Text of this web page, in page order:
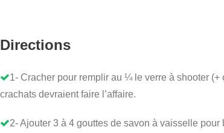
Directions
1- Cracher pour remplir au ¼ le verre à shooter
crachats devraient faire l’affaire.
2- Ajouter 3 à 4 gouttes de savon à vaisselle